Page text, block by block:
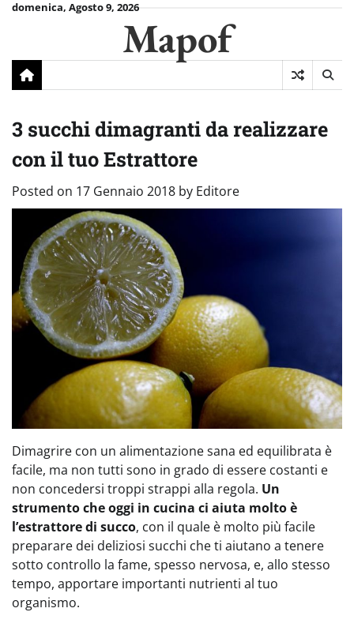
Skipdomenica, Agosto 9, 2026
Mapof
3 succhi dimagranti da realizzare
con il tuo Estrattore
Posted on 17 Gennaio 2018 by Editore
Dimagrire con un alimentazione sana ed equilibrata è
facile, ma non tutti sono in grado di essere costanti e
non concedersi troppi strappi alla regola. Un
strumento che oggi in cucina ci aiuta molto è
l’estrattore di succo, con il quale è molto più facile
preparare dei deliziosi succhi che ti aiutano a tenere
sotto controllo la fame, spesso nervosa, e, allo stesso
tempo, apportare importanti nutrienti al tuo
organismo.